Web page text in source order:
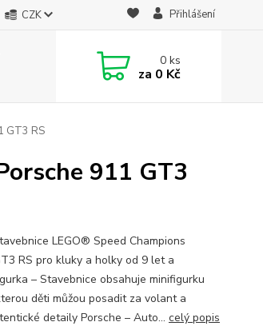
CZK Přihlášení
0ks
za 0 Kč
GT3 RS
911 GT3
LEGO® Speed Champions
RS pro kluky a holky od 9 let a
– Stavebnice obsahuje minifigurku
děti můžou posadit za volant a
detaily Porsche – Auto... celý popis